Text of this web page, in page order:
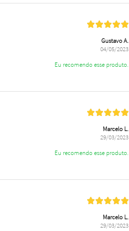
Gustavo A.
04/05/2023
Eu recomendo esse produto.
Marcelo L.
29/03/2023
Eu recomendo esse produto.
Marcelo L.
29/03/2023